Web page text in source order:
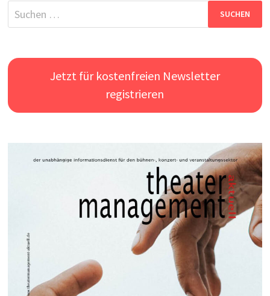
Suchen
nach:
Jetzt für kostenfreien Newsletter
registrieren